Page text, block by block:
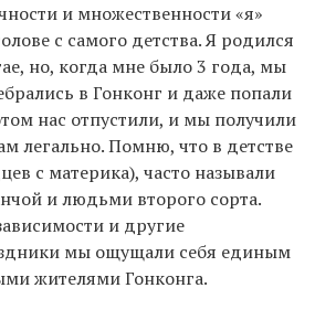
и множественности «я»
с самого детства. Я родился
но, когда мне было 3 года, мы
в Гонконг и даже попали
нас отпустили, и мы получили
легально. Помню, что в детстве
с материка), часто называли
и людьми второго сорта.
и другие
мы ощущали себя единым
жителями Гонконга.